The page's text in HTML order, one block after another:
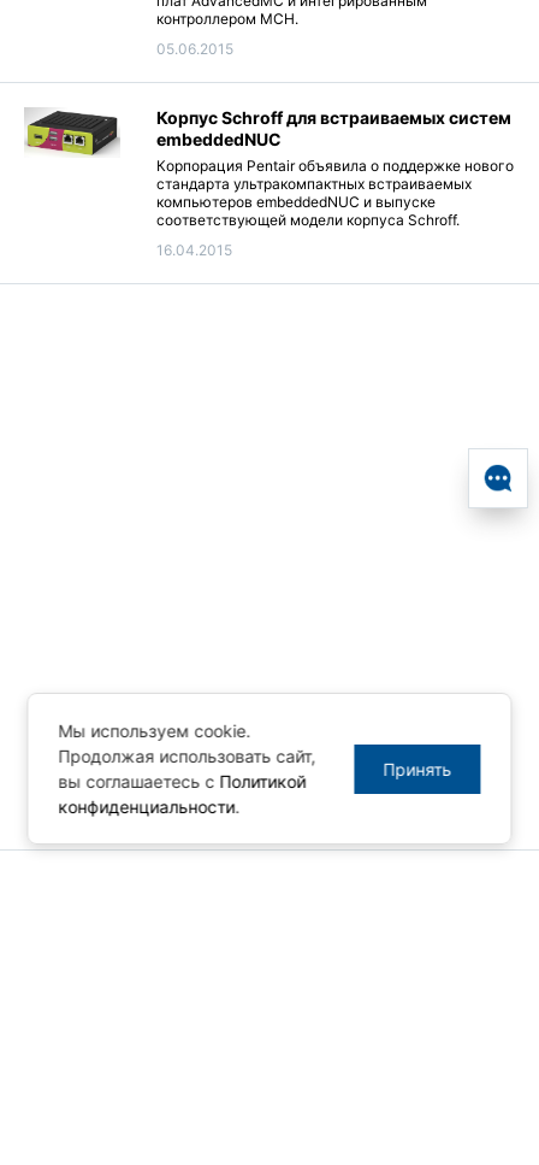
контроллером MCH.
05.06.2015
Корпус Schroff для встраиваемых систем
embeddedNUC
Корпорация Pentair объявила о поддержке нового
стандарта ультракомпактных встраиваемых
компьютеров embeddedNUC и выпуске
соответствующей модели корпуса Schroff.
16.04.2015
Мы используем cookie.
Продолжая использовать сайт,
вы соглашаетесь с Политикой
конфиденциальности.
Принять